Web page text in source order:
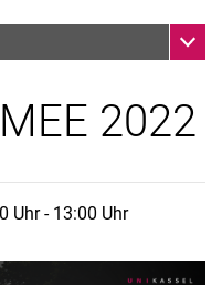
externen Link in einem
2022
Uhr - 13:00 Uhr